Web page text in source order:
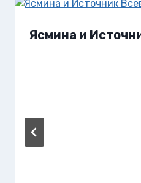
Ясмина и